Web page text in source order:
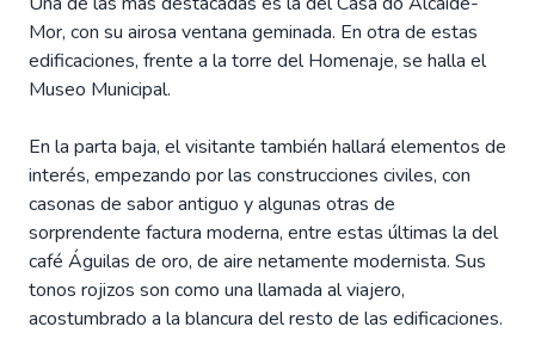
Mor, con su airosa ventana geminada. En otra de estas
edificaciones, frente a la torre del Homenaje, se halla el
Museo Municipal.
En la parta baja, el visitante también hallará elementos de
interés, empezando por las construcciones civiles, con
casonas de sabor antiguo y algunas otras de
sorprendente factura moderna, entre estas últimas la del
café Águilas de oro, de aire netamente modernista. Sus
tonos rojizos son como una llamada al viajero,
acostumbrado a la blancura del resto de las edificaciones.